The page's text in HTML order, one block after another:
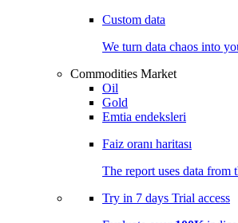
Custom data
We turn data chaos into
Commodities Market
Oil
Gold
Emtia endeksleri
Faiz oranı haritası
The report uses data from
Try in 7 days Trial access